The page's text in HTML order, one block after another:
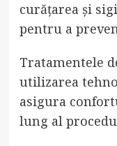
curățarea și
pentru a
Tratamentele
utilizarea
asigura
lung al